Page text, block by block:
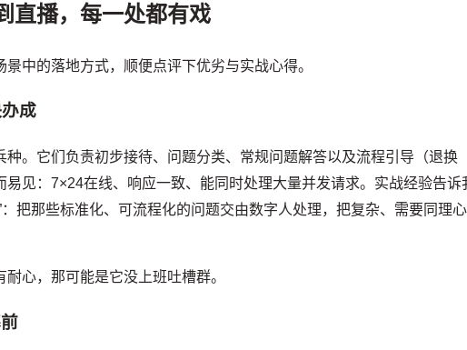
直播，每一处都有戏
中的落地方式，顺便点评下优劣与实战心得。
成
。它们负责初步接待、问题分类、常规问题解答以及流程引导（退换
见：7×24在线、响应一致、能同时处理大量并发请求。实战经验告诉
把那些标准化、可流程化的问题交由数字人处理，把复杂、需要同理心
心，那可能是它没上班吐槽群。